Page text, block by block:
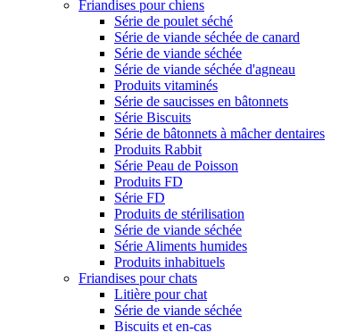
Friandises pour chiens
Série de poulet séché
Série de viande séchée de canard
Série de viande séchée
Série de viande séchée d'agneau
Produits vitaminés
Série de saucisses en bâtonnets
Série Biscuits
Série de bâtonnets à mâcher dentaires
Produits Rabbit
Série Peau de Poisson
Produits FD
Série FD
Produits de stérilisation
Série de viande séchée
Série Aliments humides
Produits inhabituels
Friandises pour chats
Litière pour chat
Série de viande séchée
Biscuits et en-cas